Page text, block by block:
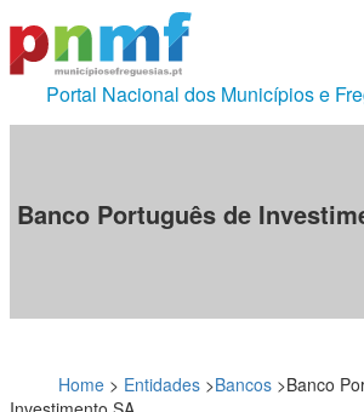
Portal Nacional dos Municípios e
Banco Português de
Home > Entidades >Bancos >Banco